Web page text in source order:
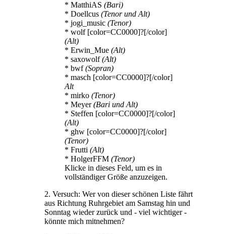
* MatthiAS (Bari)
* Doellcus (Tenor und Alt)
* jogi_music (Tenor)
* wolf [color=CC0000]?[/color]
(Alt)
* Erwin_Mue (Alt)
* saxowolf(Alt)
* bwf(Sopran)
* masch [color=CC0000]?[/color]
Alt
* mirko (Tenor)
* Meyer(Bari und Alt)
* Steffen [color=CC0000]?[/color]
(Alt)
* ghw [color=CC0000]?[/color]
(Tenor)
* Frutti (Alt)
* HolgerFFM (Tenor)
Klicke in dieses Feld, um es in
vollständiger Größe anzuzeigen.
2. Versuch: Wer von dieser schönen Liste fährt
aus Richtung Ruhrgebiet am Samstag hin und
Sonntag wieder zurück und - viel wichtiger -
könnte mich mitnehmen?